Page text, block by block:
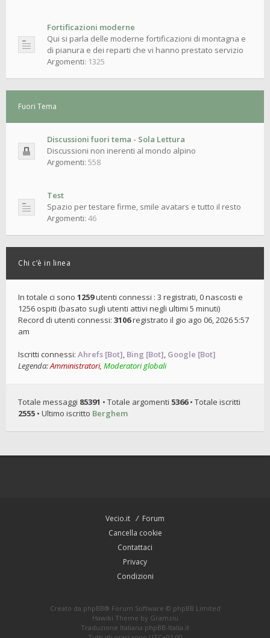
Fortificazioni moderne
Qui si parla delle moderne fortificazioni di montagna e
di pianura e dei reparti che vi hanno prestato servizio
Argomenti: 1325
Fuori Tema
Discussioni fuori tema - Sola Lettura
Discussioni non inerenti al mondo alpino
Argomenti: 558
Test
Spazio per testare firme, smile avatars e tutto il resto
Argomenti: 46
Chi c’è in linea
In totale ci sono 1259utenti connessi : 3 registrati, 0 nascosti e
1256 ospiti (basato sugli utenti attivi negli ultimi 5 minuti)
Record di utenti connessi: 3106registrato il gio ago 06, 2026 5:57
am
Iscritti connessi: Ahrefs [Bot], Bing [Bot], Google [Bot]
Legenda:Amministratori, Moderatori globali
Totale messaggi 85391 • Totale argomenti 5366• Totale iscritti
2555 • Ultimo iscritto Berghem
Vecio.it
Forum
Cancella cookie
Contattaci
Privacy
Condizioni
Creato da phpBB® Forum Software © phpBB Limited
Hawiki Theme by Gramziu
Traduzione Italiana phpBB-Italia.it